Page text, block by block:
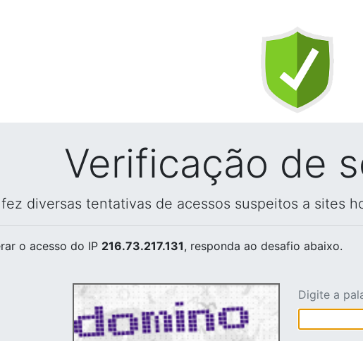
Verificação de
diversas tentativas de acessos suspeitos a sites
o acesso do IP 216.73.217.131, responda ao desafio abaixo.
Digite a